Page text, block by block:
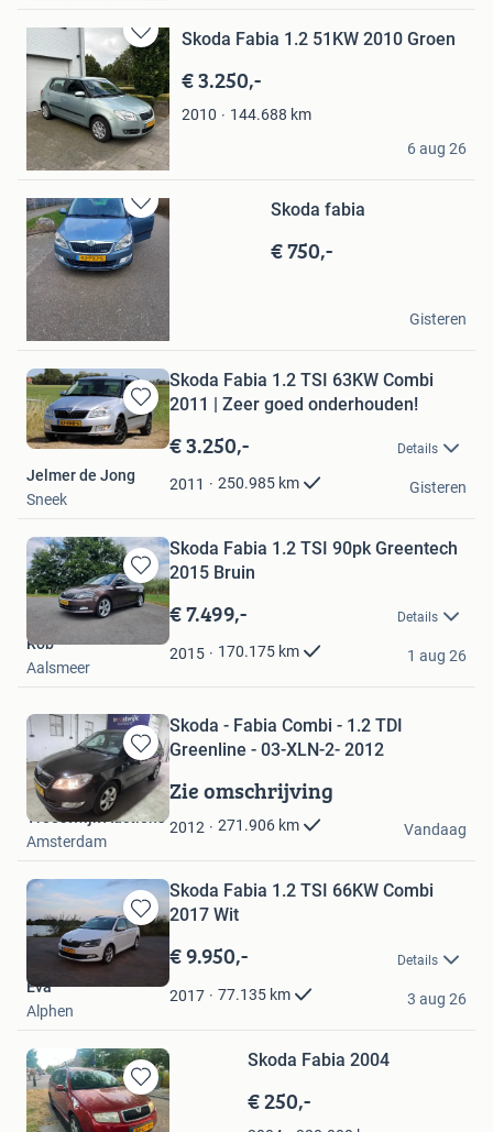
Bewaren
in
Mijn
Favorieten
Skoda Fabia 1.2 51KW 2010 Groen
€ 3.250,-
2010 144.688 km
Zwiers Automotive
Oss
6 aug 26
Bewaren
in
Mijn
Favorieten
Skoda fabia
€ 750,-
Kinfe Habtemariam
Almere
Gisteren
Bewaren
in
Favorieten
Skoda Fabia 1.2 TSI 63KW Combi
2011 | Zeer goed onderhouden!
€ 3.250,- Details
2011 250.985 km
Jelmer de Jong
Sneek
Gisteren
Bewaren
in
Favorieten
Skoda Fabia 1.2 TSI 90pk Greentech
2015 Bruin
€ 7.499,- Details
2015 170.175 km
Rob
Aalsmeer
1 aug 26
Bewaren
in
Mijn
Favorieten
Skoda - Fabia Combi - 1.2 TDI
Greenline - 03-XLN-2- 2012
Zie omschrijving
2012 271.906 km
Troostwijk Auctions
Amsterdam
Vandaag
Bewaren
in
Favorieten
Skoda Fabia 1.2 TSI 66KW Combi
2017 Wit
€ 9.950,- Details
2017 77.135 km
Eva
Alphen
3 aug 26
Bewaren
in
Skoda Fabia 2004
€ 250,-
Niels